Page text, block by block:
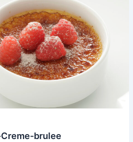
brulee